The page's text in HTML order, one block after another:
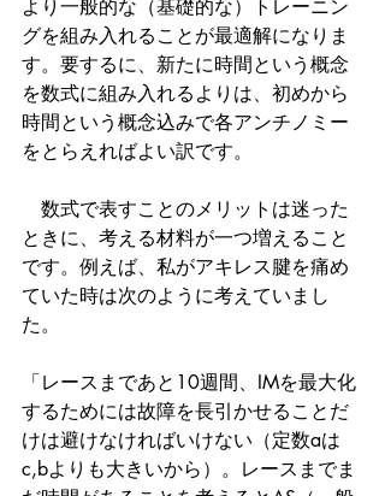
より一般的な（基礎的な）トレーニン
グを組み入れることが最適解になりま
す。要するに、新たに時間という概念
を数式に組み入れるよりは、初めから
時間という概念込みで各アンチノミー
をとらえればよい訳です。
数式で表すことのメリットは迷った
ときに、考える材料が一つ増えること
です。例えば、私がアキレス腱を痛め
ていた時は次のように考えていまし
た。
「レースまであと10週間、IMを最大化
するためには故障を長引かせることだ
けは避けなければいけない（定数aは
c,bよりも大きいから）。レースまでま